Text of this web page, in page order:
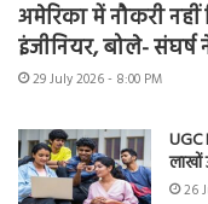
अमेरिका में नौकरी
इंजीनियर, बोले-
29 July 2026 - 8:00 PM
UGC
लाखों
26